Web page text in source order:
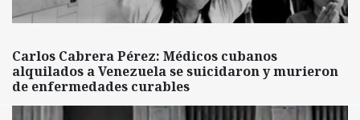
Carlos Cabrera Pérez: Médicos cubanos
alquilados a Venezuela se suicidaron y murieron
de enfermedades curables